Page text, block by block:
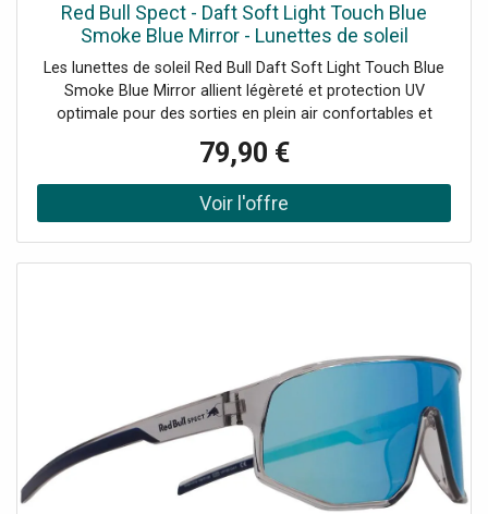
Red Bull Spect - Daft Soft Light Touch Blue
Smoke Blue Mirror - Lunettes de soleil
Les lunettes de soleil Red Bull Daft Soft Light Touch Blue
Smoke Blue Mirror allient légèreté et protection UV
optimale pour des sorties en plein air confortables et
stylées.
79,90 €